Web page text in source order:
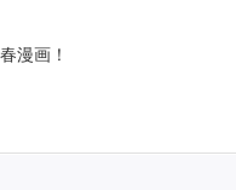
漫画！